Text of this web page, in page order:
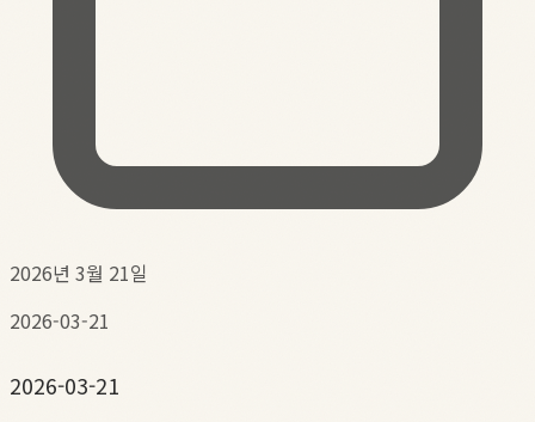
2026년 3월 21일
2026-03-21
2026-03-21